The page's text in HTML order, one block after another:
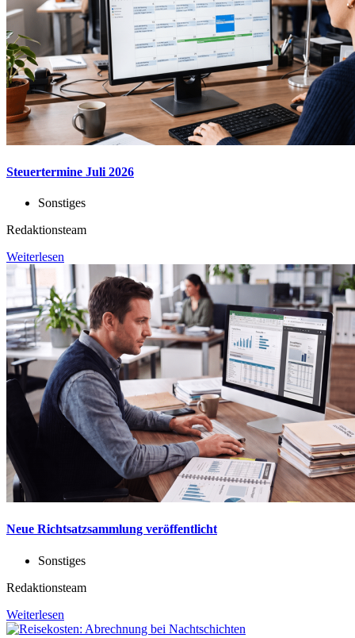
Steuertermine Juli 2026
Sonstiges
Redaktionsteam
Weiterlesen
Neue Richtsatzsammlung veröffentlicht
Sonstiges
Redaktionsteam
Weiterlesen